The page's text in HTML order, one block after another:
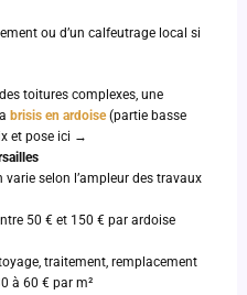
ou d’un calfeutrage local si
toitures complexes, une
brisis en ardoise(partie basse
et pose ici →
selon l’ampleur des travaux
50 € et 150 € par ardoise
traitement, remplacement
à 60 € par m²